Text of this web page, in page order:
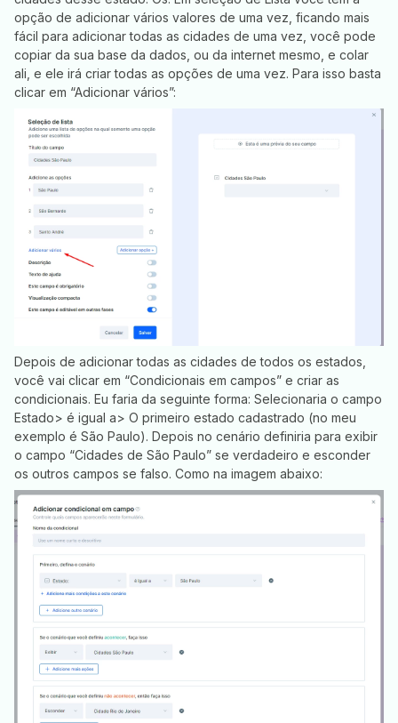
opção de adicionar vários valores de uma vez, ficando mais
fácil para adicionar todas as cidades de uma vez, você pode
copiar da sua base da dados, ou da internet mesmo, e colar
ali, e ele irá criar todas as opções de uma vez. Para isso basta
clicar em “Adicionar vários”:
Depois de adicionar todas as cidades de todos os estados,
você vai clicar em “Condicionais em campos” e criar as
condicionais. Eu faria da seguinte forma: Selecionaria o campo
Estado> é igual a> O primeiro estado cadastrado (no meu
exemplo é São Paulo). Depois no cenário definiria para exibir
o campo “Cidades de São Paulo” se verdadeiro e esconder
os outros campos se falso. Como na imagem abaixo: